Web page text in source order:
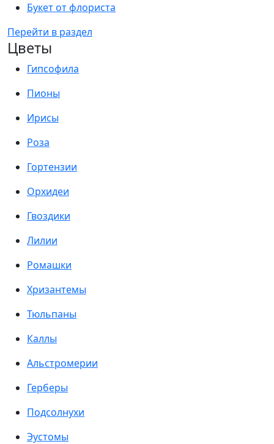
Букет от флориста
Перейти в раздел
Цветы
Гипсофила
Пионы
Ирисы
Роза
Гортензии
Орхидеи
Гвоздики
Лилии
Ромашки
Хризантемы
Тюльпаны
Каллы
Альстромерии
Герберы
Подсолнухи
Эустомы